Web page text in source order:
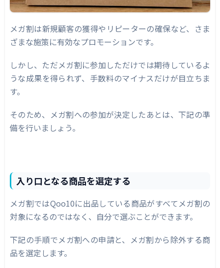
メガ割は新規顧客の獲得やリピーターの確保など、さま
ざまな施策に有効なプロモーションです。
しかし、ただメガ割に参加しただけでは期待しているよ
うな成果を得られず、手数料のマイナスだけが目立ちま
す。
そのため、メガ割への参加が決定したあとは、下記の準
備を行いましょう。
入り口となる商品を選定する
メガ割ではQoo10に出品している商品がすべてメガ割の
対象になるのではなく、自分で選ぶことができます。
下記の手順でメガ割への申請と、メガ割から除外する商
品を選定します。